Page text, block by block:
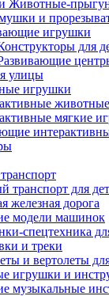
Животные-
и
игрушки
для
улицы
игрушки
мягкие
транспорт для
железная дорога
модели машинок
спецтехника
и треки
и вертолеты
игрушки и
музыкальные